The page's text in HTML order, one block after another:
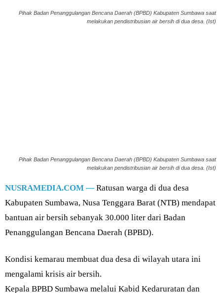
Pihak Badan Penanggulangan Bencana Daerah (BPBD) Kabupaten Sumbawa saat
melakukan pendistribusian air bersih di dua desa. (Ist)
Pihak Badan Penanggulangan Bencana Daerah (BPBD) Kabupaten Sumbawa saat
melakukan pendistribusian air bersih di dua desa. (Ist)
NUSRAMEDIA.COM — Ratusan warga di dua desa
Kabupaten Sumbawa, Nusa Tenggara Barat (NTB) mendapat
bantuan air bersih sebanyak 30.000 liter dari Badan
Penanggulangan Bencana Daerah (BPBD).
Kondisi kemarau membuat dua desa di wilayah utara ini
mengalami krisis air bersih.
Kepala BPBD Sumbawa melalui Kabid Kedaruratan dan